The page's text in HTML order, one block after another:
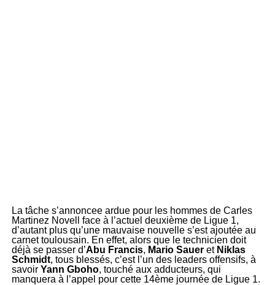
La tâche s’annoncee ardue pour les hommes de Carles
Martinez Novell face à l’actuel deuxième de Ligue 1,
d’autant plus qu’une mauvaise nouvelle s’est ajoutée au
carnet toulousain. En effet, alors que le technicien doit
déjà se passer d’Abu Francis, Mario Sauer et Niklas
Schmidt, tous blessés, c’est l’un des leaders offensifs, à
savoir Yann Gboho, touché aux adducteurs, qui
manquera à l’appel pour cette 14ème journée de Ligue 1.